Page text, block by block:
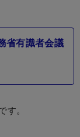
省有識者会議
。